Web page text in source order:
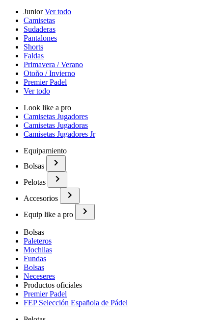
JuniorVer todo
Camisetas
Sudaderas
Pantalones
Shorts
Faldas
Primavera / Verano
Otoño / Invierno
Premier Padel
Ver todo
Look like a pro
Camisetas Jugadores
Camisetas Jugadoras
Camisetas Jugadores Jr
Equipamiento
Bolsas
Pelotas
Accesorios
Equip like a pro
Bolsas
Paleteros
Mochilas
Fundas
Bolsas
Neceseres
Productos oficiales
Premier Padel
FEP Selección Española de Pádel